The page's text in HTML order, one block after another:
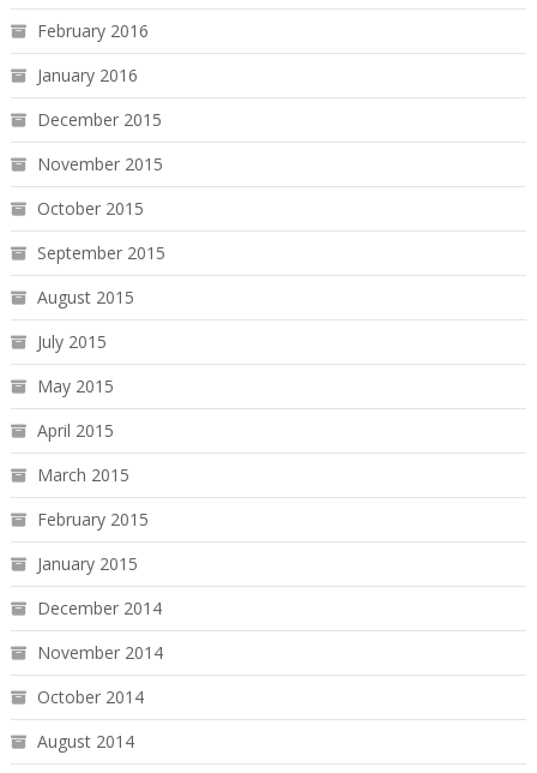
February 2016
January 2016
December 2015
November 2015
October 2015
September 2015
August 2015
July 2015
May 2015
April 2015
March 2015
February 2015
January 2015
December 2014
November 2014
October 2014
August 2014